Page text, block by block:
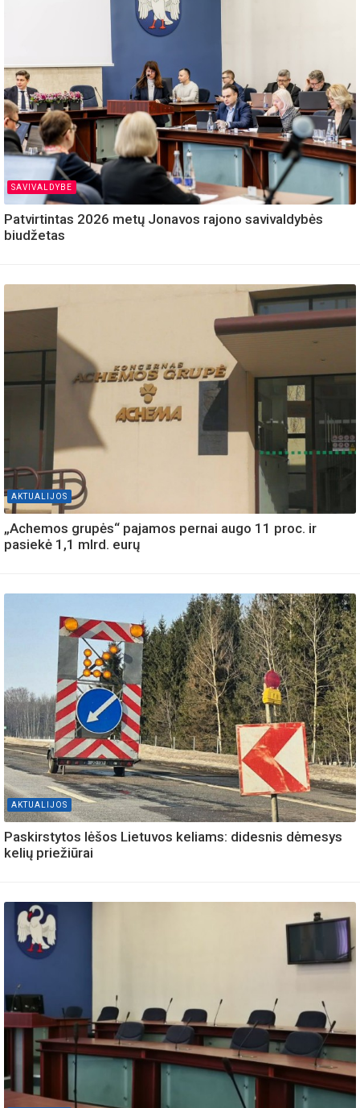
SAVIVALDYBE
Patvirtintas 2026 metų Jonavos rajono savivaldybės
biudžetas
AKTUALIJOS
„Achemos grupės“ pajamos pernai augo 11 proc. ir
pasiekė 1,1 mlrd. eurų
AKTUALIJOS
Paskirstytos lėšos Lietuvos keliams: didesnis dėmesys
kelių priežiūrai